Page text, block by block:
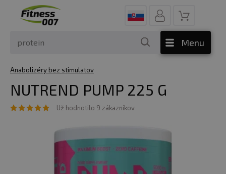
Menu
Anabolizéry bez stimulatov
NUTREND PUMP 225 G
Už hodnotilo 9 zákazníkov